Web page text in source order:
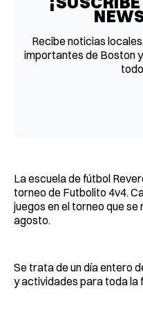
Recibe noticias
importantes de Boston
La escuela de fútbol
torneo de Futbolito 4v4.
juegos en el torneo que
agosto.
Se trata de un día entero
y actividades para toda la